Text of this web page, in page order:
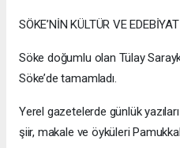
SÖKE’NİN KÜLTÜR VE
Söke doğumlu olan Tülay
Söke’de tamamladı.
Yerel gazetelerde günlük
şiir, makale ve öyküleri